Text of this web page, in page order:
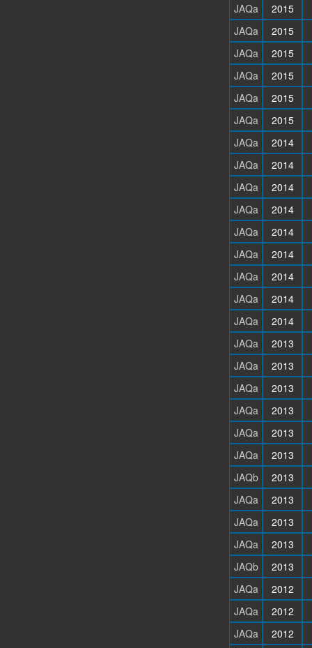
JAQa
2015
JAQa
2015
JAQa
2015
JAQa
2015
JAQa
2015
JAQa
2015
JAQa
2014
JAQa
2014
JAQa
2014
JAQa
2014
JAQa
2014
JAQa
2014
JAQa
2014
JAQa
2014
JAQa
2014
JAQa
2013
JAQa
2013
JAQa
2013
JAQa
2013
JAQa
2013
JAQa
2013
JAQb
2013
JAQa
2013
JAQa
2013
JAQa
2013
JAQb
2013
JAQa
2012
JAQa
2012
JAQa
2012